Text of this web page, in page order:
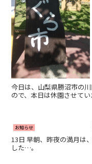
今日は、山梨県勝沼市の
ので、本日は休園させてい
お知らせ
13日 早朝、昨夜の満月は
した…。